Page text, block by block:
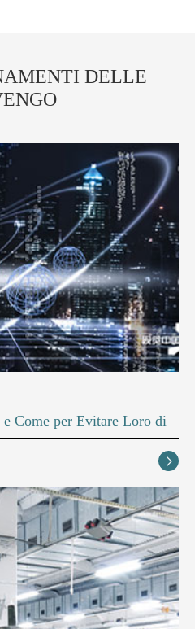
DELLE
Come per Evitare Loro di
